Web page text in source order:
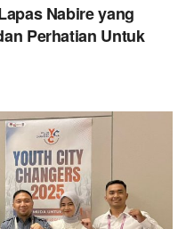
Nabire yang
Perhatian Untuk